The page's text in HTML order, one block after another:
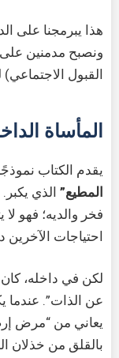
هذا يبرمجنا على
ونصبح مدمنين على
القبول
المأساة
يقدم الكتاب
المطيع” الذي
فخر والديه؛ فهو
احتياجات الآخرين
لكن في داخله،
عن الذات”. عندما
يعاني من “مرض
بالقلق من خذلان